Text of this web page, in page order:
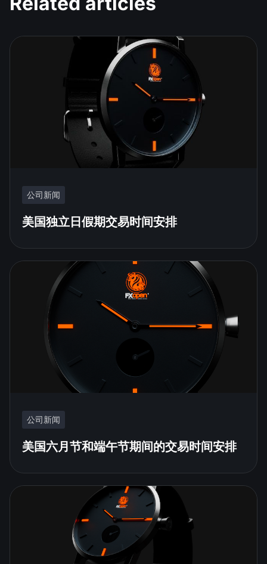
公司新闻
美国独立日假期交易时间安排
公司新闻
美国六月节和端午节期间的交易时间安排